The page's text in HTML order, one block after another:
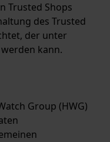
Trusted Shops
des Trusted
der unter
kann.
Group (HWG)